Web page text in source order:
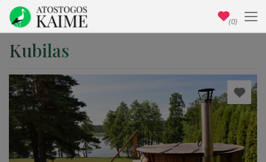
Kubilas
(0)